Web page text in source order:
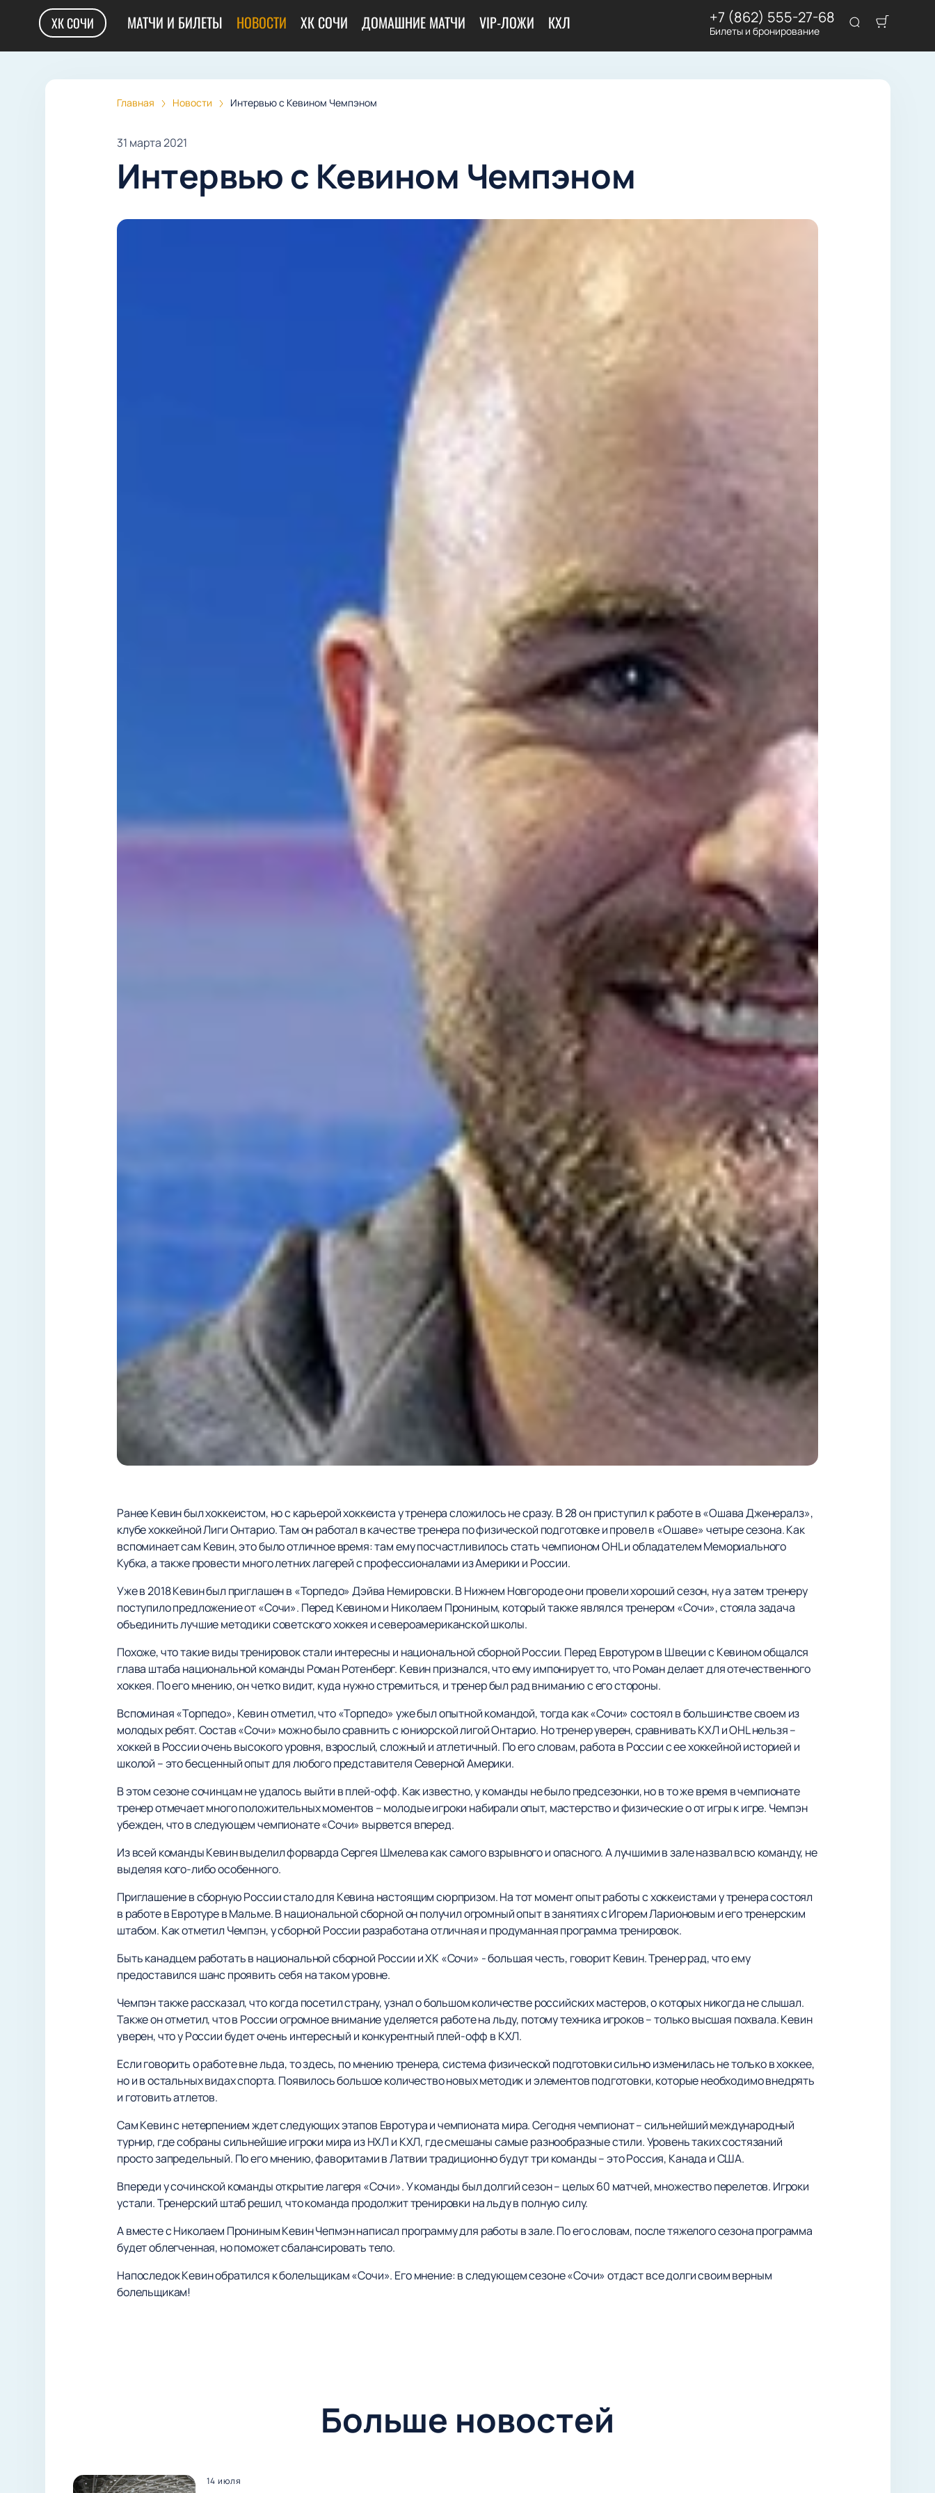
ХК СОЧИ МАТЧИ И БИЛЕТЫ НОВОСТИ ХК СОЧИ ДОМАШНИЕ МАТЧИ VIP-ЛОЖИ КХЛ +7 (862) 555-27-68
Билеты и бронирование
Главная Новости Интервью с Кевином Чемпэном
31 марта 2021
Интервью с Кевином Чемпэном
Ранее Кевин был хоккеистом, но с карьерой хоккеиста у тренера сложилось не сразу. В 28 он приступил к работе в «Ошава Дженералз»,
клубе хоккейной Лиги Онтарио. Там он работал в качестве тренера по физической подготовке и провел в «Ошаве» четыре сезона. Как
вспоминает сам Кевин, это было отличное время: там ему посчастливилось стать чемпионом OHL и обладателем Мемориального
Кубка, а также провести много летних лагерей с профессионалами из Америки и России.
Уже в 2018 Кевин был приглашен в «Торпедо» Дэйва Немировски. В Нижнем Новгороде они провели хороший сезон, ну а затем тренеру
поступило предложение от «Сочи». Перед Кевином и Николаем Прониным, который также являлся тренером «Сочи», стояла задача
объединить лучшие методики советского хоккея и североамериканской школы.
Похоже, что такие виды тренировок стали интересны и национальной сборной России. Перед Евротуром в Швеции с Кевином общался
глава штаба национальной команды Роман Ротенберг. Кевин признался, что ему импонирует то, что Роман делает для отечественного
хоккея. По его мнению, он четко видит, куда нужно стремиться, и тренер был рад вниманию с его стороны.
Вспоминая «Торпедо», Кевин отметил, что «Торпедо» уже был опытной командой, тогда как «Сочи» состоял в большинстве своем из
молодых ребят. Состав «Сочи» можно было сравнить с юниорской лигой Онтарио. Но тренер уверен, сравнивать КХЛ и OHL нельзя –
хоккей в России очень высокого уровня, взрослый, сложный и атлетичный. По его словам, работа в России с ее хоккейной историей и
школой – это бесценный опыт для любого представителя Северной Америки.
В этом сезоне сочинцам не удалось выйти в плей-офф. Как известно, у команды не было предсезонки, но в то же время в чемпионате
тренер отмечает много положительных моментов – молодые игроки набирали опыт, мастерство и физические о от игры к игре. Чемпэн
убежден, что в следующем чемпионате «Сочи» вырвется вперед.
Из всей команды Кевин выделил форварда Сергея Шмелева как самого взрывного и опасного. А лучшими в зале назвал всю команду, не
выделяя кого-либо особенного.
Приглашение в сборную России стало для Кевина настоящим сюрпризом. На тот момент опыт работы с хоккеистами у тренера состоял
в работе в Евротуре в Мальме. В национальной сборной он получил огромный опыт в занятиях с Игорем Ларионовым и его тренерским
штабом. Как отметил Чемпэн, у сборной России разработана отличная и продуманная программа тренировок.
Быть канадцем работать в национальной сборной России и ХК «Сочи» - большая честь, говорит Кевин. Тренер рад, что ему
предоставился шанс проявить себя на таком уровне.
Чемпэн также рассказал, что когда посетил страну, узнал о большом количестве российских мастеров, о которых никогда не слышал.
Также он отметил, что в России огромное внимание уделяется работе на льду, потому техника игроков – только высшая похвала. Кевин
уверен, что у России будет очень интересный и конкурентный плей-офф в КХЛ.
Если говорить о работе вне льда, то здесь, по мнению тренера, система физической подготовки сильно изменилась не только в хоккее,
но и в остальных видах спорта. Появилось большое количество новых методик и элементов подготовки, которые необходимо внедрять
и готовить атлетов.
Сам Кевин с нетерпением ждет следующих этапов Евротура и чемпионата мира. Сегодня чемпионат – сильнейший международный
турнир, где собраны сильнейшие игроки мира из НХЛ и КХЛ, где смешаны самые разнообразные стили. Уровень таких состязаний
просто запредельный. По его мнению, фаворитами в Латвии традиционно будут три команды – это Россия, Канада и США.
Впереди у сочинской команды открытие лагеря «Сочи». У команды был долгий сезон – целых 60 матчей, множество перелетов. Игроки
устали. Тренерский штаб решил, что команда продолжит тренировки на льду в полную силу.
А вместе с Николаем Прониным Кевин Чепмэн написал программу для работы в зале. По его словам, после тяжелого сезона программа
будет облегченная, но поможет сбалансировать тело.
Напоследок Кевин обратился к болельщикам «Сочи». Его мнение: в следующем сезоне «Сочи» отдаст все долги своим верным
болельщикам!
Больше новостей
14 июля